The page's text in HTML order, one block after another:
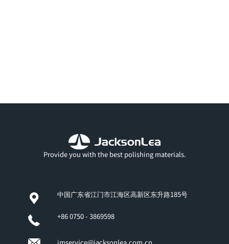
Provide you with the best polishing materials.
中国广东省江门市江海区高新区东升路185号
+86 0750 - 3869598
jmservice@jacksonlea.com.cn